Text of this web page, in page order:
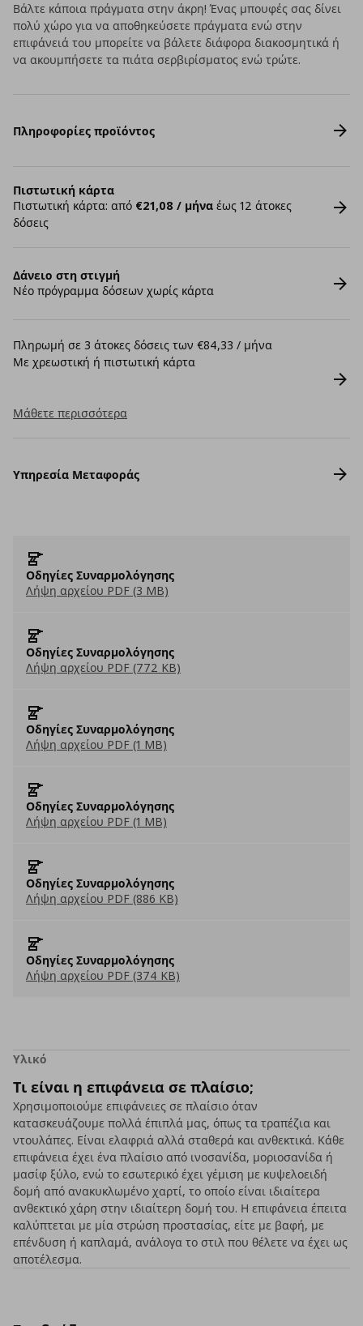
Βάλτε κάποια πράγματα στην άκρη! Ένας μπουφές σας δίνει
πολύ χώρο για να αποθηκεύσετε πράγματα ενώ στην
επιφάνειά του μπορείτε να βάλετε διάφορα διακοσμητικά ή
να ακουμπήσετε τα πιάτα σερβιρίσματος ενώ τρώτε.
Πληροφορίες προϊόντος
Πιστωτική κάρτα
Πιστωτική κάρτα: από €21,08 / μήνα έως 12 άτοκες
δόσεις
Δάνειο στη στιγμή
Νέο πρόγραμμα δόσεων χωρίς κάρτα
Πληρωμή σε 3 άτοκες δόσεις των €84,33 / μήνα
Με χρεωστική ή πιστωτική κάρτα
Μάθετε περισσότερα
Υπηρεσία Μεταφοράς
Οδηγίες Συναρμολόγησης
Λήψη αρχείου PDF (3 MB)
Οδηγίες Συναρμολόγησης
Λήψη αρχείου PDF (772 KB)
Οδηγίες Συναρμολόγησης
Λήψη αρχείου PDF (1 MB)
Οδηγίες Συναρμολόγησης
Λήψη αρχείου PDF (1 MB)
Οδηγίες Συναρμολόγησης
Λήψη αρχείου PDF (886 KB)
Οδηγίες Συναρμολόγησης
Λήψη αρχείου PDF (374 KB)
Υλικό
Τι είναι η επιφάνεια σε πλαίσιο;
Χρησιμοποιούμε επιφάνειες σε πλαίσιο όταν
κατασκευάζουμε πολλά έπιπλά μας, όπως τα τραπέζια και
ντουλάπες. Είναι ελαφριά αλλά σταθερά και ανθεκτικά. Κάθε
επιφάνεια έχει ένα πλαίσιο από ινοσανίδα, μοριοσανίδα ή
μασίφ ξύλο, ενώ το εσωτερικό έχει γέμιση με κυψελοειδή
δομή από ανακυκλωμένο χαρτί, το οποίο είναι ιδιαίτερα
ανθεκτικό χάρη στην ιδιαίτερη δομή του. Η επιφάνεια έπειτα
καλύπτεται με μία στρώση προστασίας, είτε με βαφή, με
επένδυση ή καπλαμά, ανάλογα το στιλ που θέλετε να έχει ως
αποτέλεσμα.